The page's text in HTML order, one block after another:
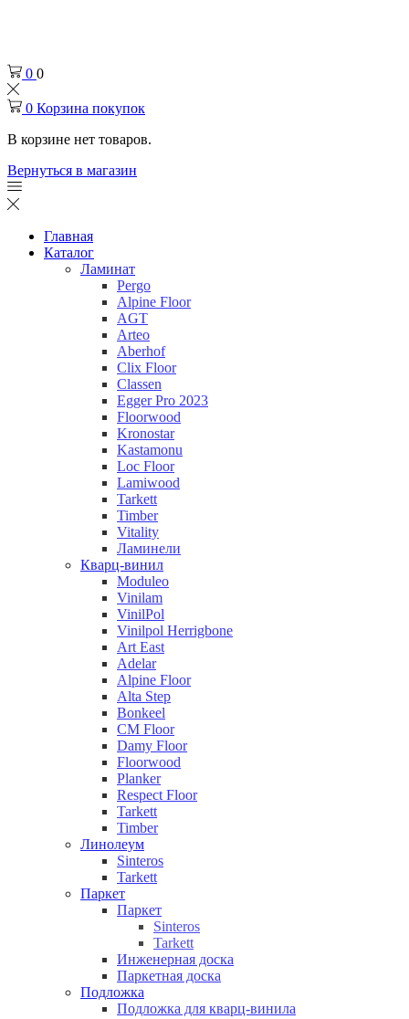
0 0
0 Корзина покупок
В корзине нет товаров.
Вернуться в магазин
Главная
Каталог
Ламинат
Pergo
Alpine Floor
AGT
Arteo
Aberhof
Clix Floor
Classen
Egger Pro 2023
Floorwood
Kronostar
Kastamonu
Loc Floor
Lamiwood
Tarkett
Timber
Vitality
Ламинели
Кварц-винил
Moduleo
Vinilam
VinilPol
Vinilpol Herrigbone
Art East
Adelar
Alpine Floor
Alta Step
Bonkeel
CM Floor
Damy Floor
Floorwood
Planker
Respect Floor
Tarkett
Timber
Линолеум
Sinteros
Tarkett
Паркет
Паркет
Sinteros
Tarkett
Инженерная доска
Паркетная доска
Подложка
Подложка для кварц-винила